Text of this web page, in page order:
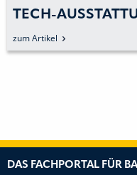
TECH-
zum Artikel
DAS FACHPORTAL FÜR